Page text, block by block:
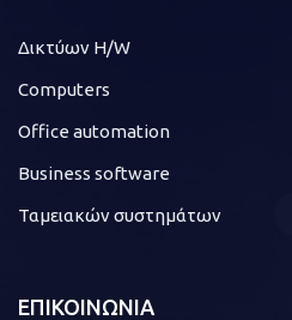
Δικτύων H/W
Computers
Office automation
Business software
Ταμειακών συστημάτων
ΕΠΙΚΟΙΝΩΝΙΑ